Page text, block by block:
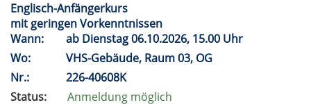
Englisch-Anfängerkurs
mit geringen Vorkenntnissen
Wann:
ab Dienstag 06.10.2026, 15.00 Uhr
Wo:
VHS-Gebäude, Raum 03, OG
Nr.:
226-40608K
Status:
Anmeldung möglich